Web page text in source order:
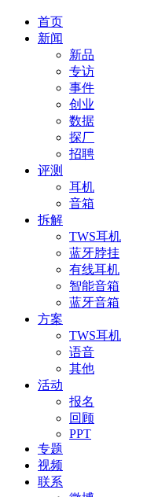
首页
新闻
新品
专访
事件
创业
数据
探厂
招聘
评测
耳机
音箱
拆解
TWS耳机
蓝牙脖挂
有线耳机
智能音箱
蓝牙音箱
方案
TWS耳机
语音
其他
活动
报名
回顾
PPT
专题
视频
联系